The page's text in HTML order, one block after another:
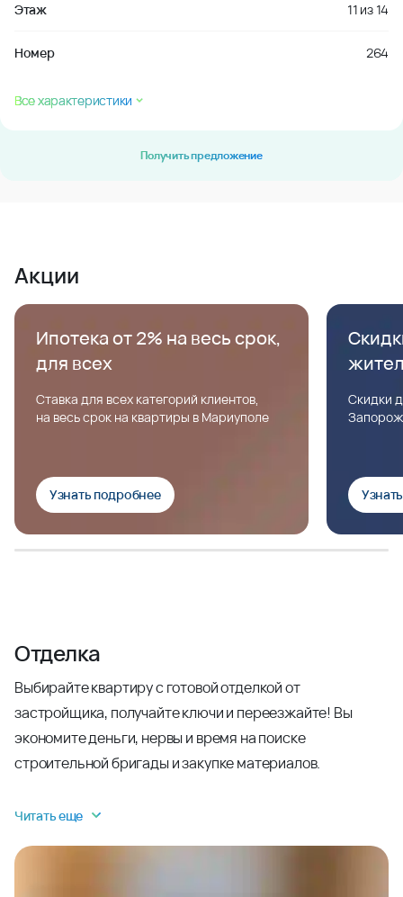
Этаж 11 из14
Номер 264
Все характеристики
Получить предложение
Акции
Ипотека от 2% на весь срок,
для всех
Ставка для всех категорий клиентов,
на весь срок на квартиры в Мариуполе
Узнать подробнее
Скидки
Отделка
Выбирайте квартиру с готовой отделкой от
застройщика, получайте ключи и переезжайте! Вы
экономите деньги, нервы и время на поиске
строительной бригады и закупке материалов.
Читать еще